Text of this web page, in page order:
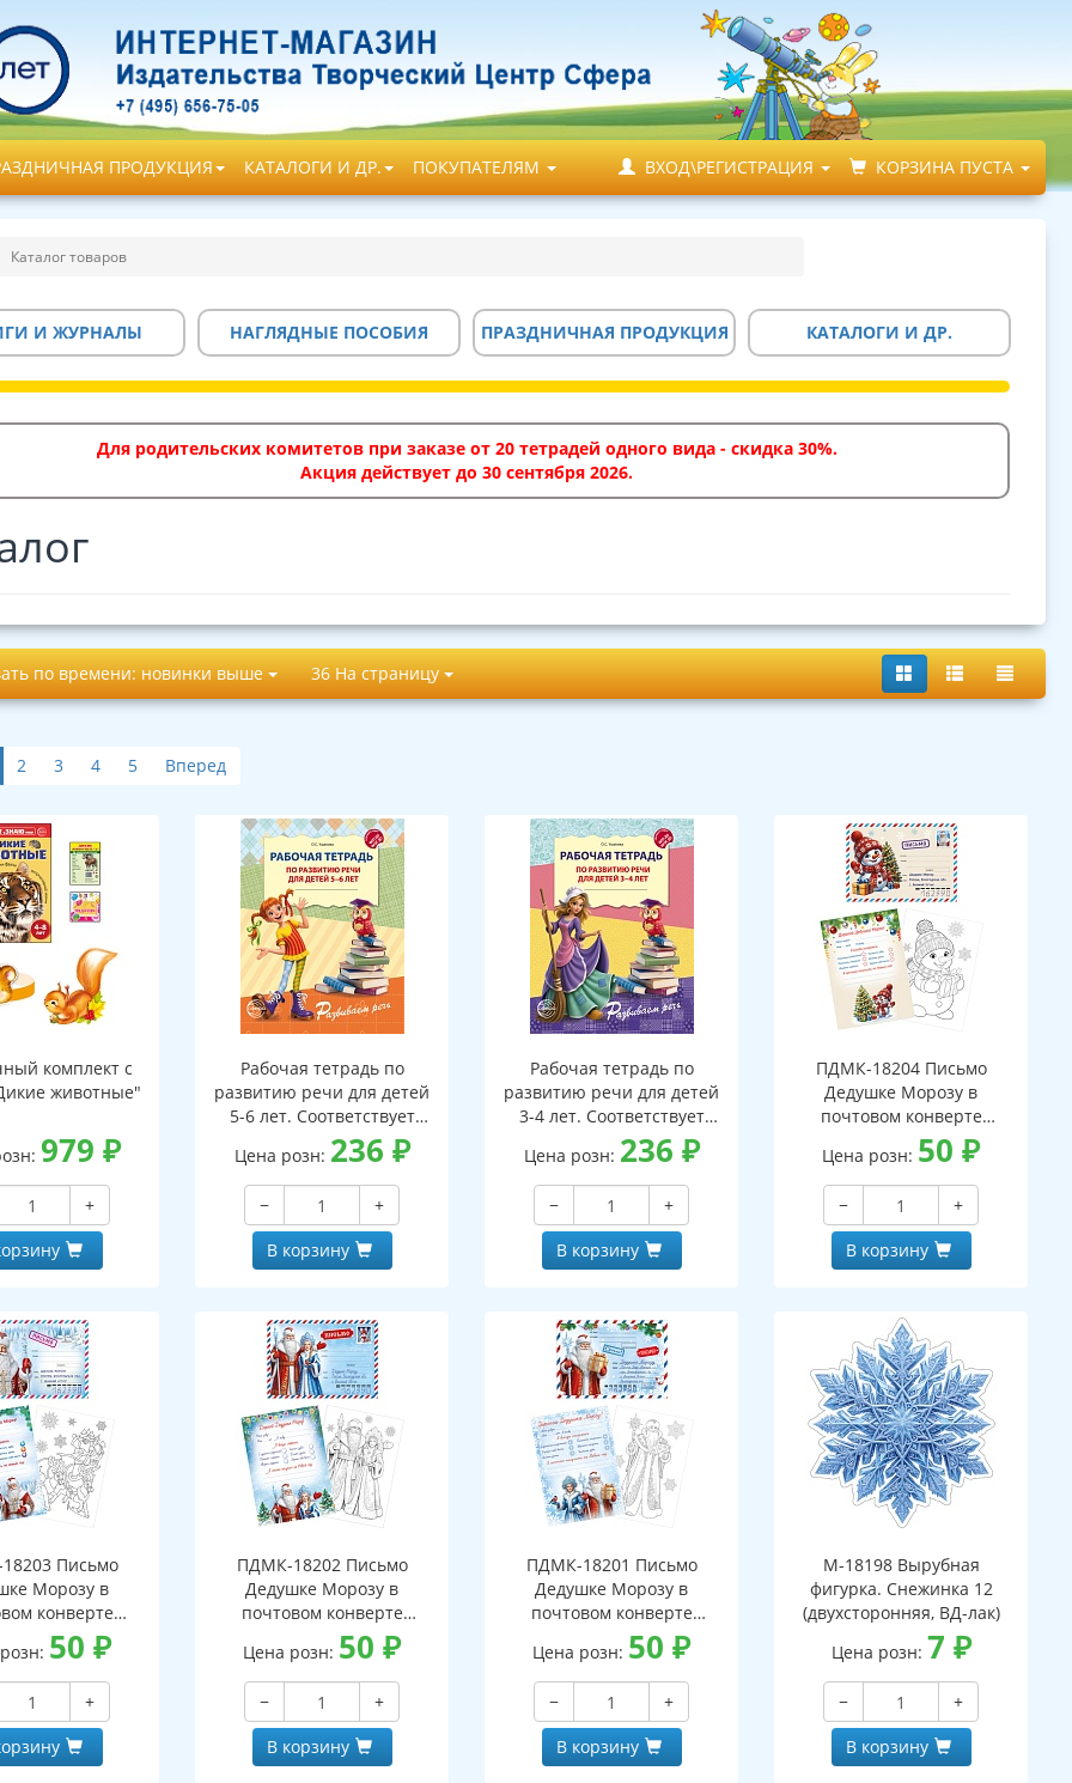
ПРОДУКЦИЯ КАТАЛОГИ И ДР. ПОКУПАТЕЛЯМ ВХОД\РЕГИСТРАЦИЯ КОРЗИНА ПУСТА
Каталог товаров
И ЖУРНАЛЫ НАГЛЯДНЫЕ ПОСОБИЯ ПРАЗДНИЧНАЯ ПРОДУКЦИЯ КАТАЛОГИ И ДР.
Для родительских комитетов при заказе от 20 тетрадей одного вида - скидка 30%.
Акция действует до 30 сентября 2026.
по времени: новинки выше 36 На страницу
2 3 4 5 Вперед
комплект с
животные"
979 ₽
+
Рабочая тетрадь по
развитию речи для детей
5-6 лет. Соответствует
ФГОС ДО - 3-е изд. испр.
Цена розн: 236 ₽
−
+
В корзину
Рабочая тетрадь по
развитию речи для детей
3-4 лет. Соответствует
ФГОС ДО - 3-е изд. испр.
Цена розн: 236 ₽
−
+
В корзину
ПДМК-18204 Письмо
Дедушке Морозу в
почтовом конверте
(конверт, письмо с текстом
и раскраской на обороте,
вырубная фигурка)
Цена розн: 50₽
−
+
В корзину
Письмо
Морозу в
конверте
письмо с текстом
на обороте,
фигурка)
50₽
+
ПДМК-18202 Письмо
Дедушке Морозу в
почтовом конверте
(конверт, письмо с текстом
и раскраской на обороте,
вырубная фигурка)
Цена розн: 50₽
−
+
В корзину
ПДМК-18201 Письмо
Дедушке Морозу в
почтовом конверте
(конверт, письмо с текстом
и раскраской на обороте,
вырубная фигурка)
Цена розн: 50₽
−
+
В корзину
М-18198 Вырубная
фигурка. Снежинка 12
(двухсторонняя, ВД-лак)
Цена розн: 7 ₽
−
+
В корзину